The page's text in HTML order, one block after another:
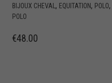
BIJOUX CHEVAL , EQUITATION, POLO,
POLO
€48.00